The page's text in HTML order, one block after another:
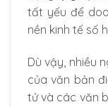
tất yếu để
nền kinh tế số
Dù vậy, nhiều
của văn bản
tử và các văn